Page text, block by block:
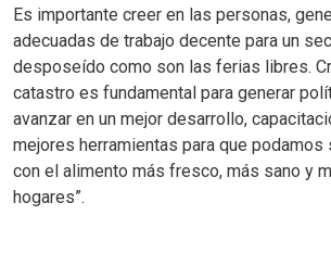
Es importante creer en las personas,
adecuadas de trabajo decente para un
desposeído como son las ferias libres.
catastro es fundamental para generar
avanzar en un mejor desarrollo,
mejores herramientas para que podamos
con el alimento más fresco, más sano y
hogares”.